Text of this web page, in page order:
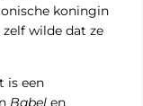
koningin
wilde dat ze
is een
Babel en